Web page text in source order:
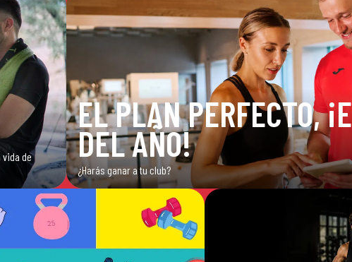
vida de
EL PLAN PERFECTO,
DEL AÑO!
¿Harás ganar a tu club?